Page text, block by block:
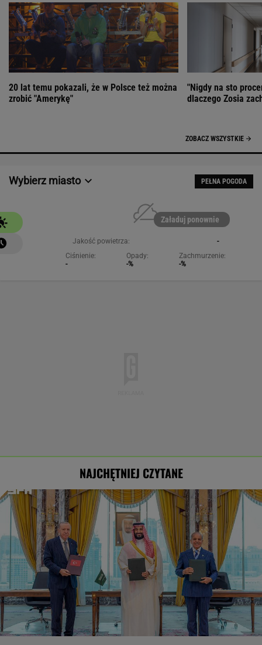
20 lat temu pokazali, że w Polsce też można
zrobić "Amerykę"
"Nigdy na sto
dlaczego Zosia
ZOBACZ WSZYSTKIE
Wybierz miasto PEŁNA POGODA
Załaduj ponownie
Jakość powietrza:
-
Ciśnienie:
-
Opady:
-%
Zachmurzenie:
-%
NAJCHĘTNIEJ CZYTANE